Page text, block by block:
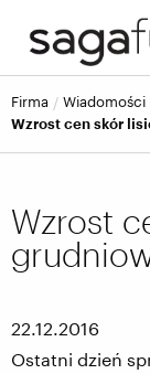
firma
wiadomości
Wzrost cen skór
Wzrost
22.12.2016
Ostatni dzień